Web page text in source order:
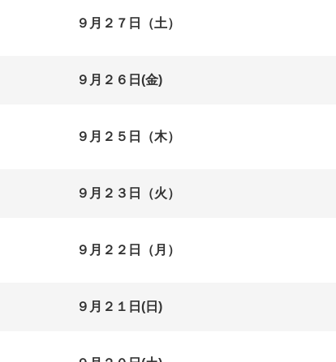
９月２７日（土）
９月２６日(金)
９月２５日（木）
９月２３日（火）
９月２２日（月）
９月２１日(日)